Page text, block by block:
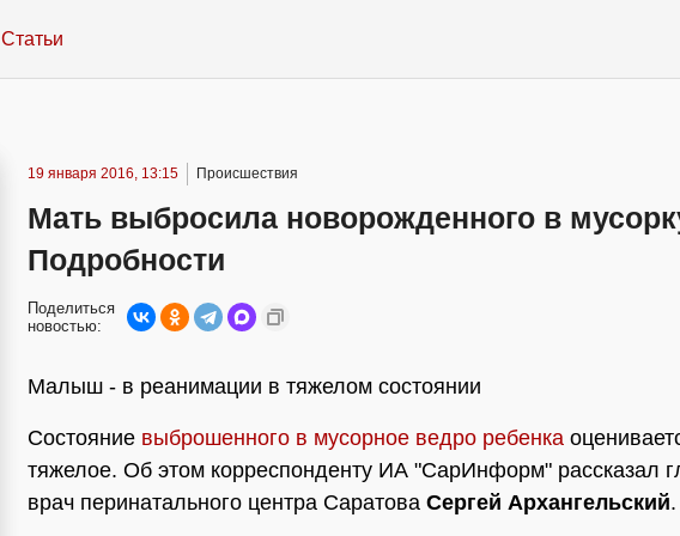
Статьи
19 января 2016, 13:15 Происшествия
Мать выбросила новорожденного в
Подробности
Поделиться
новостью:
Малыш - в реанимации в тяжелом состоянии
Состояние выброшенного в мусорное ведро ребенка
тяжелое. Об этом корреспонденту ИА "СарИнформ" рассказал
врач перинатального центра Саратова Сергей Архангельский.